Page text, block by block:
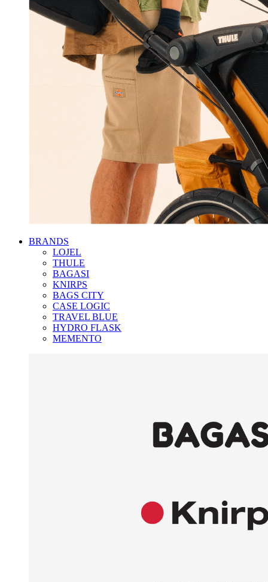
BRANDS
LOJEL
THULE
BAGASI
KNIRPS
BAGS CITY
CASE LOGIC
TRAVEL BLUE
HYDRO FLASK
MEMENTO